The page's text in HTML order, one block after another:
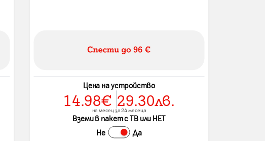
Цена на устройство
14.98€ 29.30лв.
на месец за 24 месеца
Вземи в пакет с ТВ или НЕТ
Не Да